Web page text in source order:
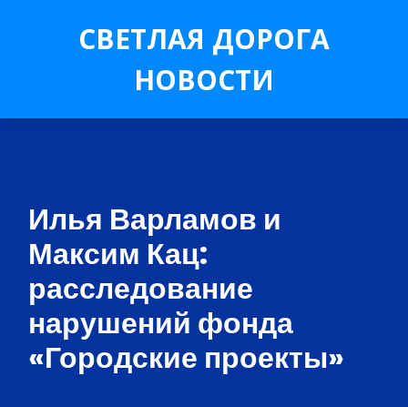
СВЕТЛАЯ ДОРОГА
НОВОСТИ
Илья Варламов и
Максим Кац:
расследование
нарушений фонда
«Городские проекты»